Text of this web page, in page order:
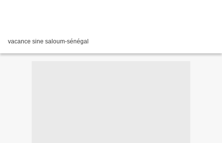
vacance sine saloum-sénégal